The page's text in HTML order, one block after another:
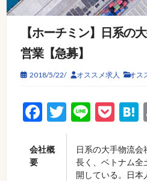
【ホーチミン】日系の
営業【急募】
2018/5/22/ オススメ求人 オス
Facebook
Twitter
Line
会社概
要
日系の大手物流
長く、ベトナム全
開している。日本